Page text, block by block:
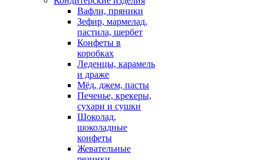
Вафли, пряники
Зефир, мармелад,
пастила, шербет
Конфеты в
коробках
Леденцы, карамель
и драже
Мёд, джем, пасты
Печенье, крекеры,
сухари и сушки
Шоколад,
шоколадные
конфеты
Жевательные